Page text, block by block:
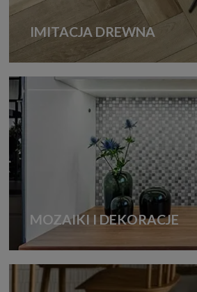
IMITACJA DREWNA
MOZAIKI I DEKORACJE